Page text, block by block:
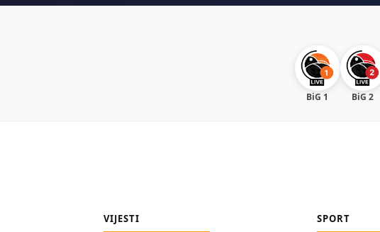
BiG 1 BiG 2
VIJESTI SPORT